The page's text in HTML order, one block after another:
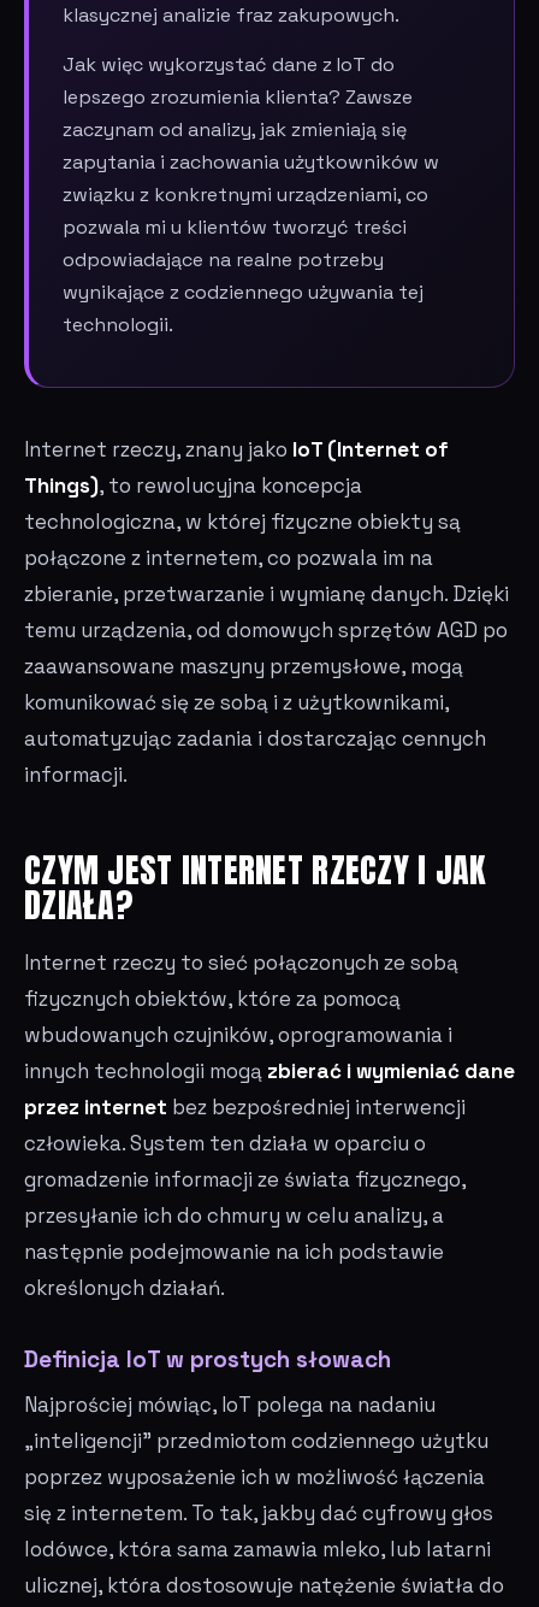
klasycznej analizie fraz zakupowych.
Jak więc wykorzystać dane z IoT do
lepszego zrozumienia klienta? Zawsze
zaczynam od analizy, jak zmieniają się
zapytania i zachowania użytkowników w
związku z konkretnymi urządzeniami, co
pozwala mi u klientów tworzyć treści
odpowiadające na realne potrzeby
wynikające z codziennego używania tej
technologii.
Internet rzeczy, znany jako IoT (Internet of
Things), to rewolucyjna koncepcja
technologiczna, w której fizyczne obiekty są
połączone z internetem, co pozwala im na
zbieranie, przetwarzanie i wymianę danych. Dzięki
temu urządzenia, od domowych sprzętów AGD po
zaawansowane maszyny przemysłowe, mogą
komunikować się ze sobą i z użytkownikami,
automatyzując zadania i dostarczając cennych
informacji.
CZYM JEST INTERNET RZECZY I JAK
DZIAŁA?
Internet rzeczy to sieć połączonych ze sobą
fizycznych obiektów, które za pomocą
wbudowanych czujników, oprogramowania i
innych technologii mogą zbierać i wymieniać dane
przez internet bez bezpośredniej interwencji
człowieka. System ten działa w oparciu o
gromadzenie informacji ze świata fizycznego,
przesyłanie ich do chmury w celu analizy, a
następnie podejmowanie na ich podstawie
określonych działań.
Definicja IoT w prostych słowach
Najprościej mówiąc, IoT polega na nadaniu
„inteligencji” przedmiotom codziennego użytku
poprzez wyposażenie ich w możliwość łączenia
się z internetem. To tak, jakby dać cyfrowy głos
lodówce, która sama zamawia mleko, lub latarni
ulicznej, która dostosowuje natężenie światła do